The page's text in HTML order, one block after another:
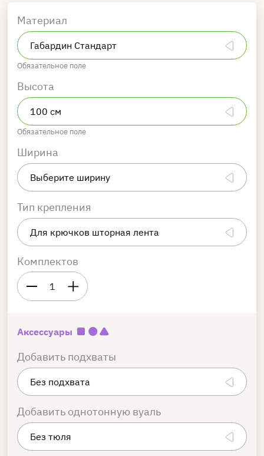
Материал
Обязательное поле
Высота
Обязательное поле
Ширина
Тип крепления
Комплектов
1
Аксессуары
Добавить подхваты
Добавить однотонную вуаль